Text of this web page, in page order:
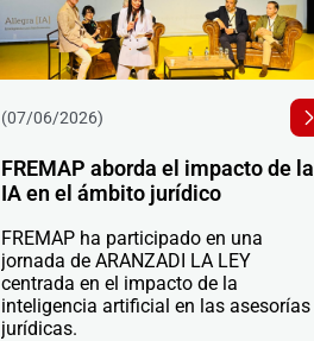
(07/06/2026)
FREMAP aborda el impacto de la
IA en el ámbito jurídico
FREMAP ha participado en una
jornada de ARANZADI LA LEY
centrada en el impacto de la
inteligencia artificial en las asesorías
jurídicas.